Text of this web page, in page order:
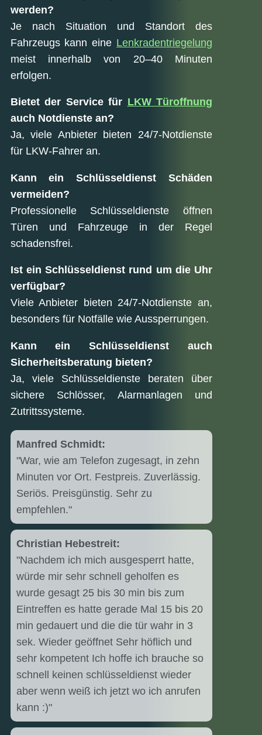
werden?
Je nach Situation und Standort des
Fahrzeugs kann eine Lenkradentriegelung
meist innerhalb von 20–40 Minuten
erfolgen.
Bietet der Service für LKW Türoffnung
auch Notdienste an?
Ja, viele Anbieter bieten 24/7-Notdienste
für LKW-Fahrer an.
Kann ein Schlüsseldienst Schäden
vermeiden?
Professionelle Schlüsseldienste öffnen
Türen und Fahrzeuge in der Regel
schadensfrei.
Ist ein Schlüsseldienst rund um die Uhr
verfügbar?
Viele Anbieter bieten 24/7-Notdienste an,
besonders für Notfälle wie Aussperrungen.
Kann ein Schlüsseldienst auch
Sicherheitsberatung bieten?
Ja, viele Schlüsseldienste beraten über
sichere Schlösser, Alarmanlagen und
Zutrittssysteme.
Manfred Schmidt:
"War, wie am Telefon zugesagt, in zehn
Minuten vor Ort. Festpreis. Zuverlässig.
Seriös. Preisgünstig. Sehr zu
empfehlen."
Christian Hebestreit:
"Nachdem ich mich ausgesperrt hatte,
würde mir sehr schnell geholfen es
wurde gesagt 25 bis 30 min bis zum
Eintreffen es hatte gerade Mal 15 bis 20
min gedauert und die die tür wahr in 3
sek. Wieder geöffnet Sehr höflich und
sehr kompetent Ich hoffe ich brauche so
schnell keinen schlüsseldienst wieder
aber wenn weiß ich jetzt wo ich anrufen
kann :)"